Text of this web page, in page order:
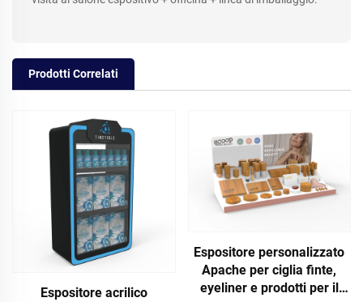
Prodotti Correlati
Espositore acrilico
Espositore personalizzato
Apache per ciglia finte,
eyeliner e prodotti per il